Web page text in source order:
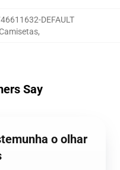
DEFAULT
,
Say
o olhar